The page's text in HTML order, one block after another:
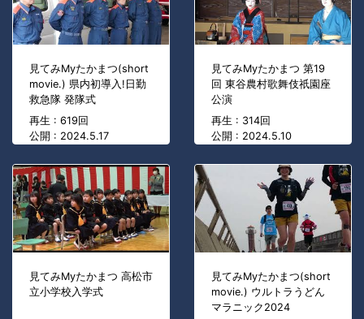
見てみMyたかまつ(short
movie.) 県内初導入!日勤
救急隊 発隊式
再生 : 619回
公開 : 2024.5.17
見てみMyたかまつ 第19
回 東谷農村歌舞伎祇園座
公演
再生 : 314回
公開 : 2024.5.10
見てみMyたかまつ 高松市
立小学校入学式
見てみMyたかまつ(short
movie.) ウルトラうどん
マラニック2024